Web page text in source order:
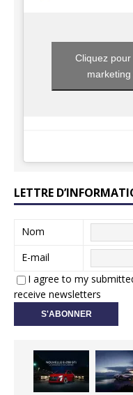
Cliquez
LETTRE
Nom
E-mail
I agree to my
receive newsletters